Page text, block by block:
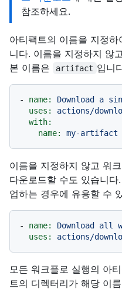
참조하세요.
아티팩트의 이름을 지정
니다. 이름을 지정하지 않
본 이름은
artifact 입니
- name: Download a
uses:
actions/
with:
name:
my-artifact
이름을 지정하지 않고 워
다운로드할 수도 있습니
업하는 경우에 유용할 수
- name: Download all
uses:
actions/
모든 워크플로 실행의 아
트의 디렉터리가 해당 이